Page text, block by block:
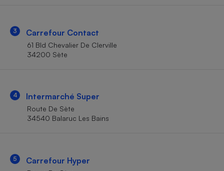
3 Carrefour Contact
61 Bld Chevalier De Clerville
34200 Sète
4 Intermarché Super
Route De Sète
34540 Balaruc Les Bains
5 Carrefour Hyper